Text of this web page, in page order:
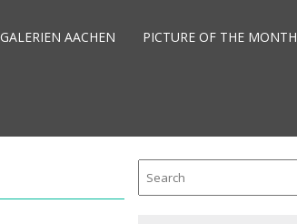
GALERIEN AACHEN PICTURE OF THE MONTH